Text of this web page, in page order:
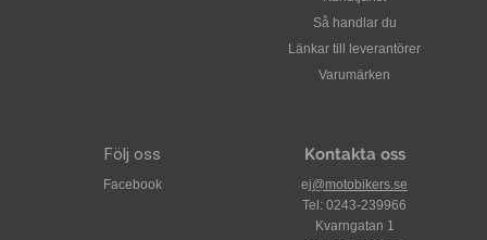
Så handlar du
Länkar till leverantörer
Varumärken
Följ oss
Facebook
Kontakta oss
ej@motobikers.se
Tel: 0243-239966
Kvarngatan 1